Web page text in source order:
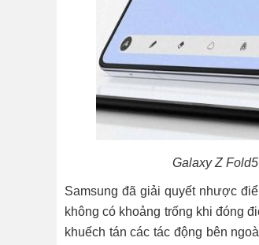
Galaxy Z
Samsung đã giải quyết nhược
không có khoảng trống khi đóng
khuếch tán các tác động bên